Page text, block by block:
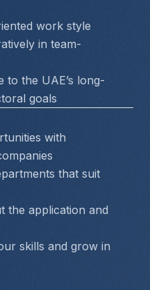
work style
in team-
the UAE’s long-
goals
with
that suit
the application and
skills and grow in